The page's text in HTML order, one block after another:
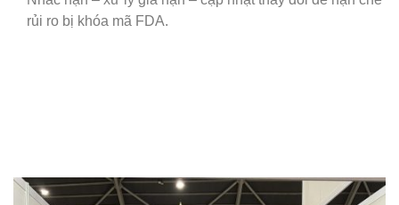
rủi ro bị khóa mã FDA.